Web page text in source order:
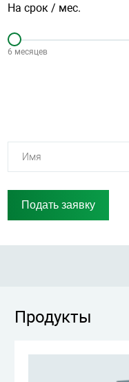
На срок / мес.
6 месяцев
Продукты